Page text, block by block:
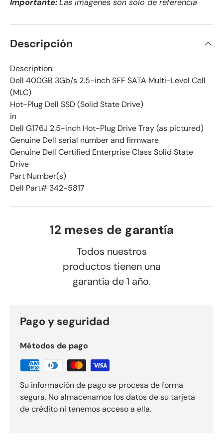
Descripción
Description:
Dell 400GB 3Gb/s 2.5-inch SFF SATA Multi-Level Cell
(MLC)
Hot-Plug Dell SSD (Solid State Drive)
in
Dell G176J 2.5-inch Hot-Plug Drive Tray (as pictured)
Genuine Dell serial number and firmware
Genuine Dell Certified Enterprise Class Solid State
Drive
Part Number(s)
Dell Part# 342-5817
12 meses de garantía
Todos nuestros
productos tienen una
garantía de 1 año.
Pago y seguridad
Métodos de pago
Su información de pago se procesa de forma
segura. No almacenamos los datos de su tarjeta
de crédito ni tenemos acceso a ella.